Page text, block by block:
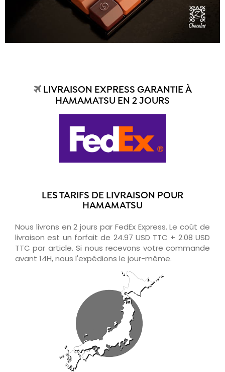
LIVRAISON EXPRESS GARANTIE À
HAMAMATSU EN 2 JOURS
LES TARIFS DE LIVRAISON POUR
HAMAMATSU
Nous livrons en 2 jours par FedEx Express. Le coût de
livraison est un forfait de 24.97 USD TTC + 2.08 USD
TTC par article. Si nous recevons votre commande
avant 14H, nous l'expédions le jour-même.